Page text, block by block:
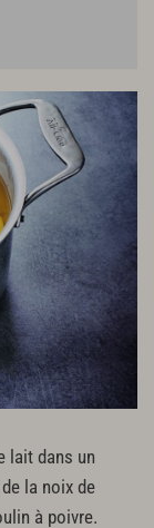
lait dans un
la noix de
à poivre.